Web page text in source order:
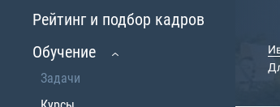
Рейтинг и подбор кадров
Обучение
Задачи